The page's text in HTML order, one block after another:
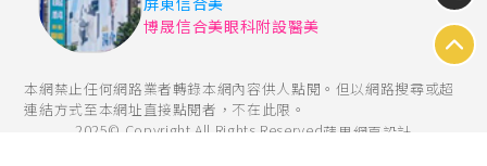
博晟信合美眼科附設醫美
本網禁止任何網路業者轉錄本網內容供人點閱。但以網路搜尋或超
連結方式至本網址直接點閱者，不在此限。
2025© Copyright All Rights Reserved蘋果網頁設計